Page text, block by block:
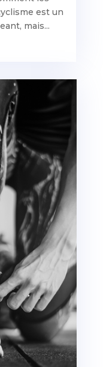
est un
mais...